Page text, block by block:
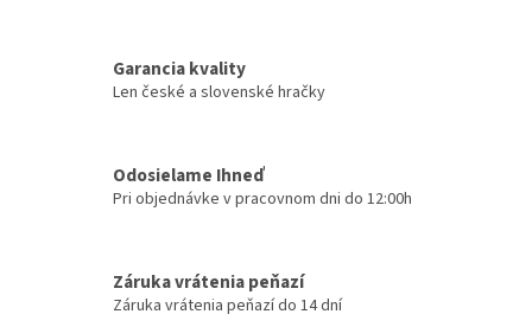
Garancia kvality
Len české a slovenské hračky
Odosielame Ihneď
Pri objednávke v pracovnom dni do 12:00h
Záruka vrátenia peňazí
Záruka vrátenia peňazí do 14 dní